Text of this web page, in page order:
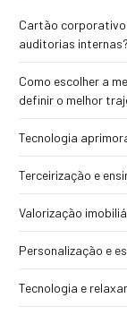
Cartão corporativo
auditorias internas?
Como escolher a
definir o melhor
Tecnologia
Terceirização e
Valorização
Personalização e
Tecnologia e